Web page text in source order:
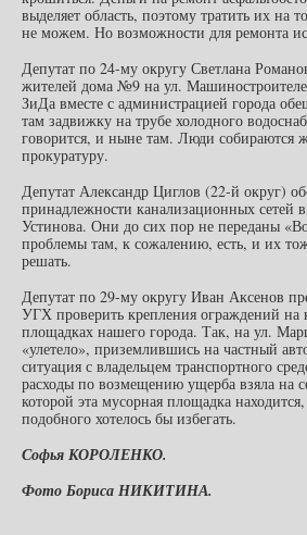
выделяет область, поэтому тратить их на
не можем. Но возможности для ремонта
Депутат по 24-му округу Светлана
жителей дома №9 на ул.
ЗиДа вместе с администрацией города
там задвижку на трубе холодного
говорится, и ныне там. Люди собираются
прокуратуру.
Депутат Александр Циглов (22-й округ)
принадлежности канализационных сетей
Устинова. Они до сих пор не переданы
проблемы там, к сожалению, есть, и их
решать.
Депутат по 29-му округу Иван Аксенов
УГХ проверить крепления ограждений на
площадках нашего города. Так, на ул.
«улетело», приземлившись на частный
ситуация с владельцем транспортного
расходы по возмещению ущерба взяла на
которой эта мусорная площадка
подобного хотелось бы избегать.
Софья КОРОЛЕНКО.
Фото Бориса НИКИТИНА.